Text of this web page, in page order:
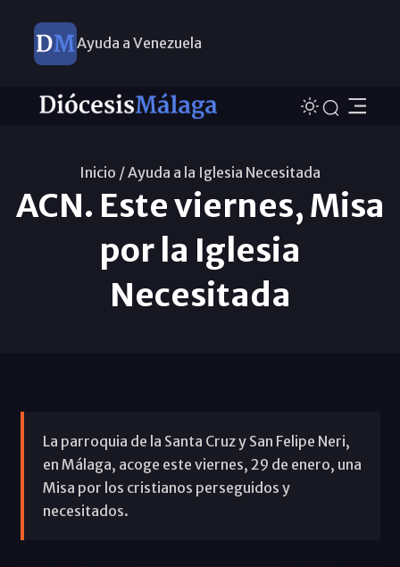
Ayuda a Venezuela
Inicio /Ayuda a la Iglesia Necesitada
ACN. Este viernes, Misa
por la Iglesia
Necesitada
La parroquia de la Santa Cruz y San Felipe Neri,
en Málaga, acoge este viernes, 29 de enero, una
Misa por los cristianos perseguidos y
necesitados.